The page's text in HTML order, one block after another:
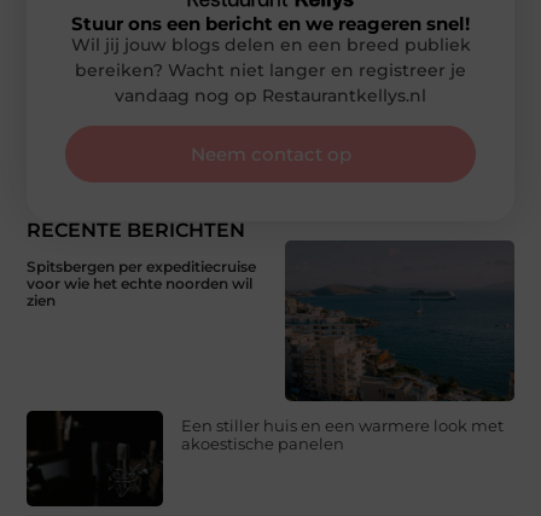
RECENTE BERICHTEN
Spitsbergen per expeditiecruise
voor wie het echte noorden wil
zien
Een stiller huis en een warmere look met
akoestische panelen
Stuur ons een bericht en we reageren snel!
Wil jij jouw blogs delen en een breed publiek
bereiken? Wacht niet langer en registreer je
vandaag nog op Restaurantkellys.nl
Neem contact op